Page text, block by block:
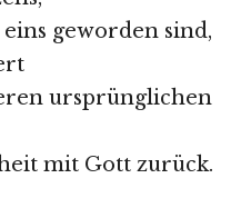
geworden sind,
ursprünglichen
mit Gott zurück.